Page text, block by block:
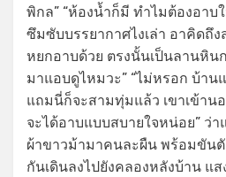
พิกล” “ห้องน้ำก็มี ทำไมต้องอาบ
ซึมซับบรรยากาศไงเล่า อาคิดถึง
หยกอาบด้วย ตรงนั้นเป็นลานหิน
มาแอบดูไหมวะ” “ไม่หรอก บ้า
แถมนี่ก็จะสามทุ่มแล้ว เขาเข้าน
จะได้อาบแบบสบายใจหน่อย” ว่า
ผ้าขาวม้ามาคนละผืน พร้อมขัน
กันเดินลงไปยังคลองหลังบ้าน แ